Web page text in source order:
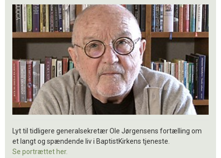
Lyt til tidligere generalsekretær Ole Jørgensens fortælling om
et langt og spændende liv i BaptistKirkens tjeneste.
Se portrættet her.